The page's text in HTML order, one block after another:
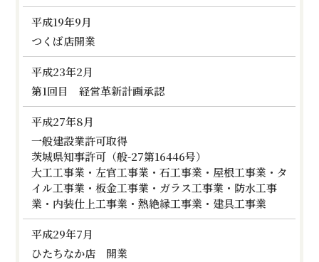
平成19年9月
つくば店開業
平成23年2月
第1回目 経営革新計画承認
平成27年8月
一般建設業許可取得
茨城県知事許可（般-27第16446号）
大工工事業・左官工事業・石工事業・屋根工事業・タ
イル工事業・板金工事業・ガラス工事業・防水工事
業・内装仕上工事業・熱絶縁工事業・建具工事業
平成29年7月
ひたちなか店 開業